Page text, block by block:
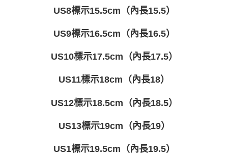
US8標示15.5cm（內長15.5）
US9標示16.5cm（內長16.5）
US10標示17.5cm（內長17.5）
US11標示18cm（內長18）
US12標示18.5cm（內長18.5）
US13標示19cm（內長19）
US1標示19.5cm（內長19.5）